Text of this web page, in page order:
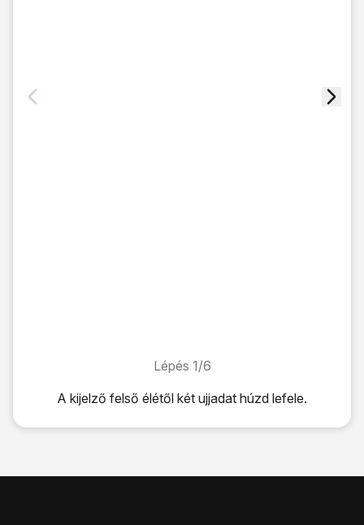
Lépés 1/6
Lépés 1/6A kijelző felső élétől két ujjadat húzd lefele.
A kijelző felső élétől két ujjadat húzd lefele.